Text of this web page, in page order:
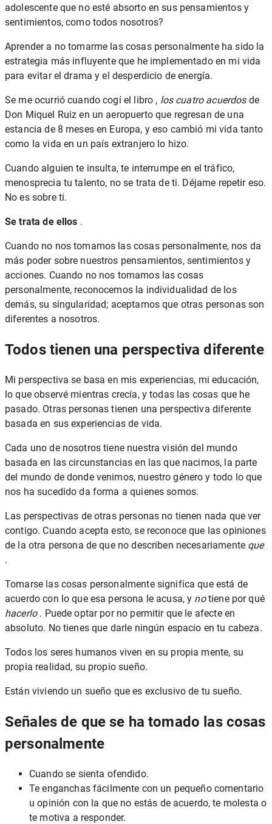
adolescente que no esté absorto en sus pensamientos y
sentimientos, como todos nosotros?
Aprender a no tomarme las cosas personalmente ha sido la
estrategia más influyente que he implementado en mi vida
para evitar el drama y el desperdicio de energía.
Se me ocurrió cuando cogí el libro , los cuatro acuerdosde
Don Miquel Ruiz en un aeropuerto que regresan de una
estancia de 8 meses en Europa, y eso cambió mi vida tanto
como la vida en un país extranjero lo hizo.
Cuando alguien te insulta, te interrumpe en el tráfico,
menosprecia tu talento, no se trata de ti. Déjame repetir eso.
No es sobre ti.
Se trata de ellos .
Cuando no nos tomamos las cosas personalmente, nos da
más poder sobre nuestros pensamientos, sentimientos y
acciones. Cuando no nos tomamos las cosas
personalmente, reconocemos la individualidad de los
demás, su singularidad; aceptamos que otras personas son
diferentes a nosotros.
Todos tienen una perspectiva diferente
Mi perspectiva se basa en mis experiencias, mi educación,
lo que observé mientras crecía, y todas las cosas que he
pasado. Otras personas tienen una perspectiva diferente
basada en sus experiencias de vida.
Cada uno de nosotros tiene nuestra visión del mundo
basada en las circunstancias en las que nacimos, la parte
del mundo de donde venimos, nuestro género y todo lo que
nos ha sucedido da forma a quienes somos.
Las perspectivas de otras personas no tienen nada que ver
contigo. Cuando acepta esto, se reconoce que las opiniones
de la otra persona de que no describen necesariamente que
.
Tomarse las cosas personalmente significa que está de
acuerdo con lo que esa persona le acusa, y notiene por qué
hacerlo. Puede optar por no permitir que le afecte en
absoluto. No tienes que darle ningún espacio en tu cabeza.
Todos los seres humanos viven en su propia mente, su
propia realidad, su propio sueño.
Están viviendo un sueño que es exclusivo de tu sueño.
Señales de que se ha tomado las cosas
personalmente
Cuando se sienta ofendido.
Te enganchas fácilmente con un pequeño comentario
u opinión con la que no estás de acuerdo, te molesta o
te motiva a responder.